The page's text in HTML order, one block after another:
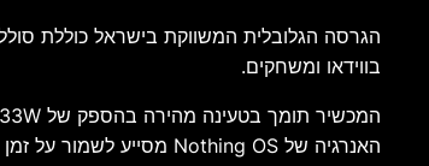
בווידאו ומשחקים.
האנרגיה של Nothing OS מסייע לשמור על זמן פעולה ארוך לאורך היום.